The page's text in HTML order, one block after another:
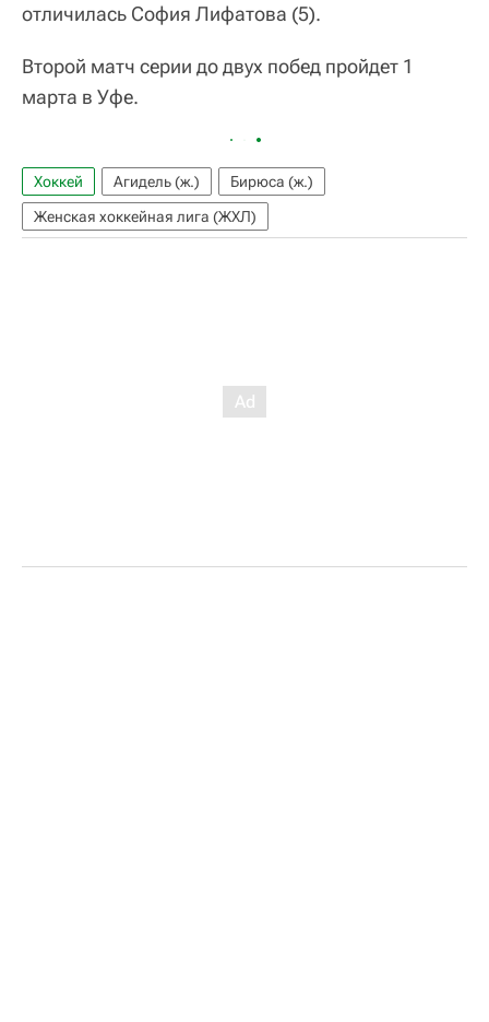
отличилась София Лифатова (5).
Второй матч серии до двух побед пройдет 1
марта в Уфе.
Хоккей Агидель (ж.)
Бирюса (ж.)
Женская хоккейная лига (ЖХЛ)